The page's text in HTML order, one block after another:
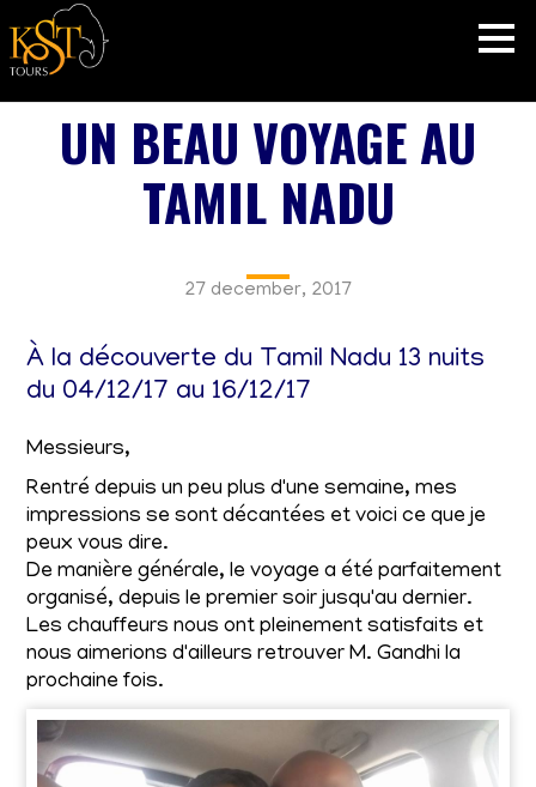
UN BEAU VOYAGE AU
TAMIL NADU
27 december, 2017
À la découverte du Tamil Nadu 13 nuits
du 04/12/17 au 16/12/17
Messieurs,
Rentré depuis un peu plus d'une semaine, mes
impressions se sont décantées et voici ce que je
peux vous dire.
De manière générale, le voyage a été parfaitement
organisé, depuis le premier soir jusqu'au dernier.
Les chauffeurs nous ont pleinement satisfaits et
nous aimerions d'ailleurs retrouver M. Gandhi la
prochaine fois.